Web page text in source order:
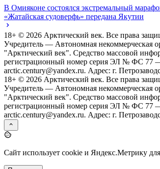
В Омияконе состоялся экстремальный
«Жатайская судоверфь» передана Якутии
18+ © 2026 Арктический век. Все права
Учредитель — Автономная некоммерческая
"Арктический век". Средство массовой
регистрационный номер серия ЭЛ № ФС 77 —
arctic.century@yandex.ru. Адрес: г.
18+ © 2026 Арктический век. Все права
Учредитель — Автономная некоммерческая
"Арктический век". Средство массовой
регистрационный номер серия ЭЛ № ФС 77 —
arctic.century@yandex.ru. Адрес: г.
Сайт использует cookie и Яндекс.Метрику